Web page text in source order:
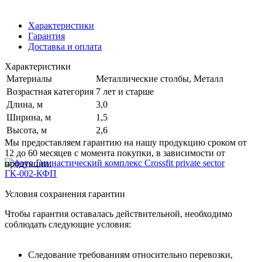
Характеристики
Гарантия
Доставка и оплата
Характеристики
Материалы
Металлические столбы, Металл
Возрастная категория 7 лет и старше
Длина, м
3,0
Ширина, м
1,5
Высота, м
2,6
Мы предоставляем гарантию на нашу продукцию сроком от
12 до 60 месяцев с момента покупки, в зависимости от
продукции.
Условия сохранения гарантии
Чтобы гарантия оставалась действительной, необходимо
соблюдать следующие условия:
Следование требованиям относительно перевозки,